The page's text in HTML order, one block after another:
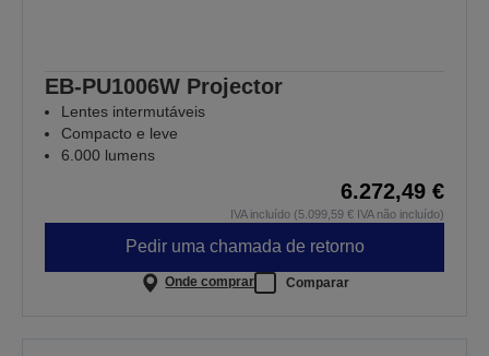
EB-PU1006W Projector
Lentes intermutáveis
Compacto e leve
6.000 lumens
6.272,49 €
IVA incluído (5.099,59 € IVA não incluído)
Pedir uma chamada de retorno
Onde comprar Comparar